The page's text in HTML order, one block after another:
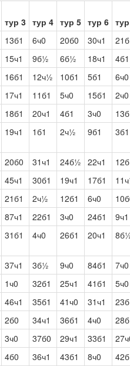
тур 3 тур 4 тур 5 тур 6
13б1 6ч0 20б0 30ч1
15ч1 9б½ 6б½ 18ч1 4б1
16б1 12ч½ 10б1 5б1 6ч0
17ч1 11б1 5ч0 15б1 2ч0
18б1 20ч1 4б1 3ч0
19ч1 1б1 2ч½ 9б1 3б1
20б0 31ч1 24б½ 22ч1
45ч1 30б1 19ч1 17б1
21б1 2ч½ 12б1 6ч0
87ч1 22б1 3ч0 24б1 9ч1
31б1 4ч0 26б1 20ч1
37ч1 3б½ 9ч0 84б1 7ч0
1ч0 32б1 25ч1 41б1 5ч0
46ч1 35б1 41ч0 31ч1
2б0 34ч1 36б1 4ч0
3ч0 37б0 29ч1 33б1
4б0 36ч1 43б1 8ч0